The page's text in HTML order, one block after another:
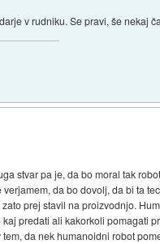
v rudniku. Se pravi, še nekaj
stvar pa je, da bo moral tak
da bo dovolj, da bi ta
prej stavil na proizvodnjo.
predati ali kakorkoli pomagati
da nek humanoidni robot